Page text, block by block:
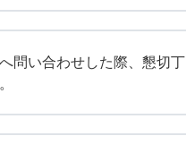
問い合わせした際、懇切丁